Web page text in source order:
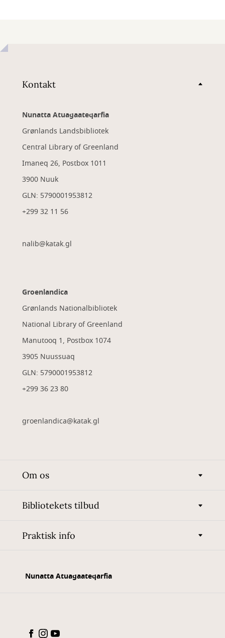
Kontakt
Nunatta Atuagaateqarfia
Grønlands Landsbibliotek
Central Library of Greenland
Imaneq 26, Postbox 1011
3900 Nuuk
GLN: 5790001953812
+299 32 11 56
nalib@katak.gl​
Groenlandica
Grønlands Nationalbibliotek
National Library of Greenland
Manutooq 1, Postbox 1074
3905 Nuussuaq
GLN: 5790001953812
+299 36 23 80
groenlandica@katak.gl
Om os
Bibliotekets tilbud
Praktisk info
Nunatta Atuagaateqarfia